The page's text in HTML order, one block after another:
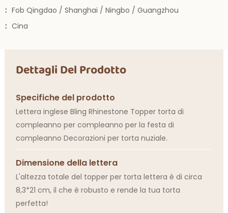
: Fob Qingdao / Shanghai / Ningbo / Guangzhou
: Cina
Dettagli Del Prodotto
Specifiche del prodotto
Lettera inglese Bling Rhinestone Topper torta di
compleanno per compleanno per la festa di
compleanno Decorazioni per torta nuziale.
Dimensione della lettera
L'altezza totale del topper per torta lettera è di circa
8,3*21 cm, il che è robusto e rende la tua torta
perfetta!